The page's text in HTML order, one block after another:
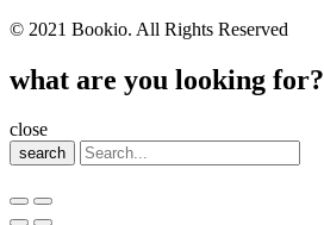
© 2021 Bookio. All Rights Reserved
what are you looking for?
close
search